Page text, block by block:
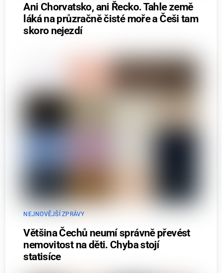
Ani Chorvatsko, ani Řecko. Tahle země
láká na průzračně čisté moře a Češi tam
skoro nejezdí
NEJNOVĚJŠÍ ZPRÁVY
Většina Čechů neumí správně převést
nemovitost na děti. Chyba stojí
statisíce